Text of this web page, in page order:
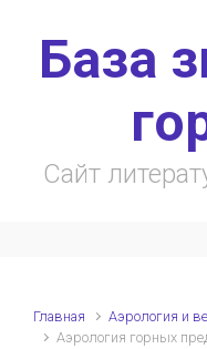
База
Сайт
Главная
Аэрология и
Аэрология горных